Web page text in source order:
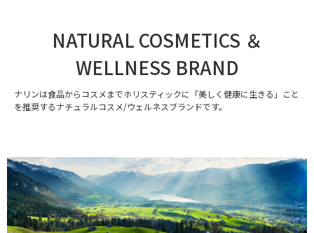
NATURAL COSMETICS ＆
WELLNESS BRAND
ナリンは食品からコスメまでホリスティックに「美しく健康に生きる」こと
を推奨するナチュラルコスメ/ウェルネスブランドです。